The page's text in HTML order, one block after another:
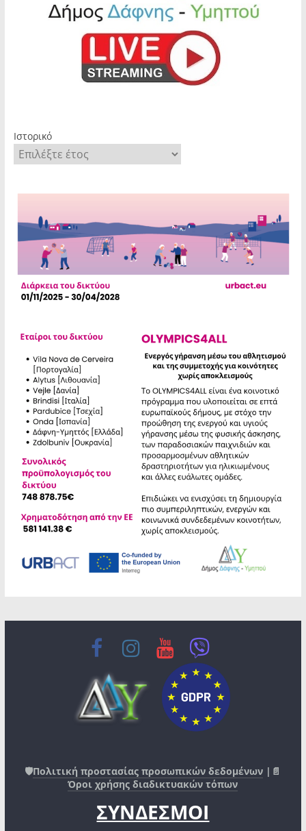
Ιστορικό
🛡️Πολιτική προστασίας προσωπικών δεδομένων |📄
Όροι χρήσης διαδικτυακών τόπων
ΣΥΝΔΕΣΜΟΙ